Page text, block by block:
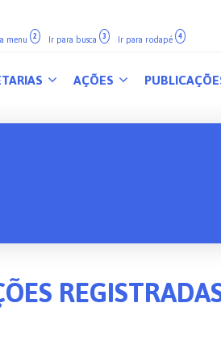
menu 2 Ir para busca 3 Ir para rodapé 4
AÇÕES